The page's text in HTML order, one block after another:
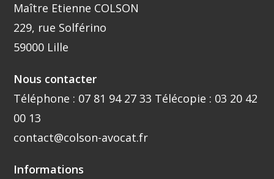
Maître Etienne COLSON
229, rue Solférino
59000 Lille
Nous contacter
Téléphone : 07 81 94 27 33 Télécopie : 03 20 42
00 13
contact@colson-avocat.fr
Informations